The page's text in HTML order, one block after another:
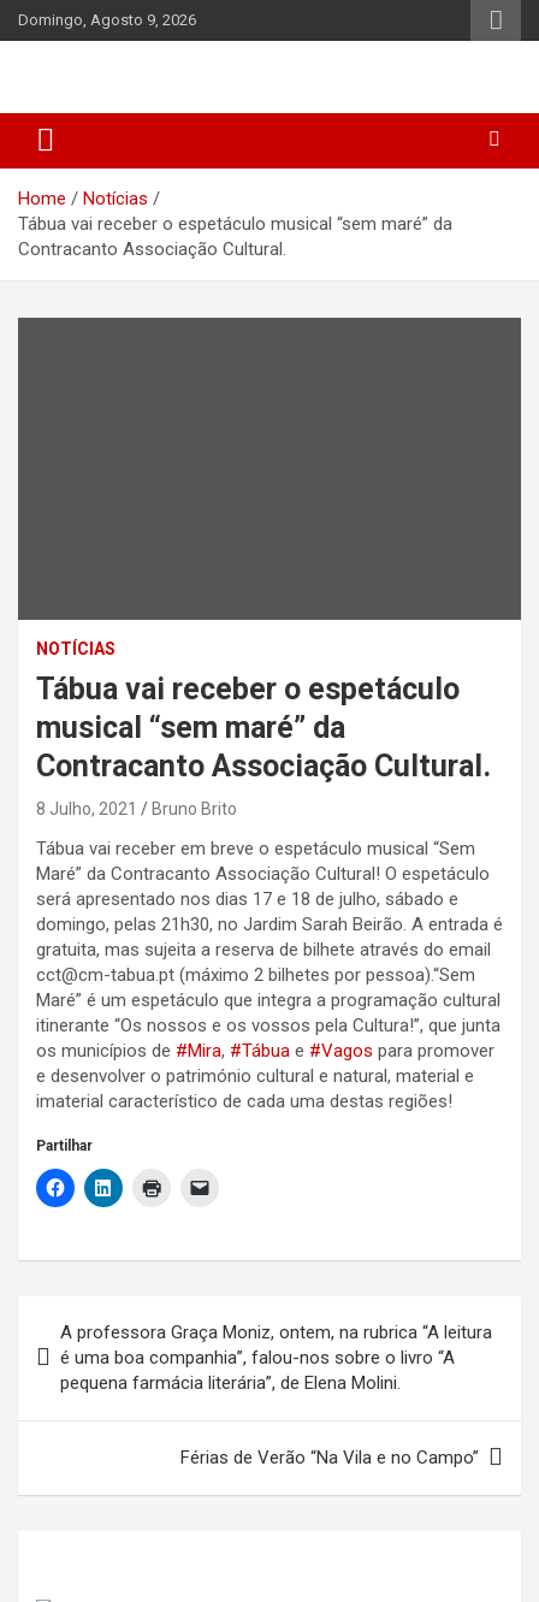
Skip
to
Domingo, Agosto 9, 2026
Home
Notícias
Tábua vai receber o espetáculo musical “sem maré” da
Contracanto Associação Cultural.
NOTÍCIAS
Tábua vai receber o espetáculo
musical “sem maré” da
Contracanto Associação Cultural.
8 Julho, 2021 Bruno Brito
Tábua vai receber em breve o espetáculo musical “Sem
Maré” da Contracanto Associação Cultural! O espetáculo
será apresentado nos dias 17 e 18 de julho, sábado e
domingo, pelas 21h30, no Jardim Sarah Beirão. A entrada é
gratuita, mas sujeita a reserva de bilhete através do email
cct@cm-tabua.pt (máximo 2 bilhetes por pessoa).“Sem
Maré” é um espetáculo que integra a programação cultural
itinerante “Os nossos e os vossos pela Cultura!”, que junta
os municípios de #Mira, #Tábua e #Vagos para promover
e desenvolver o património cultural e natural, material e
imaterial característico de cada uma destas regiões!
Partilhar
de
artigos
A professora Graça Moniz, ontem, na rubrica “A leitura
é uma boa companhia”, falou-nos sobre o livro “A
pequena farmácia literária”, de Elena Molini.
Férias de Verão “Na Vila e no Campo”